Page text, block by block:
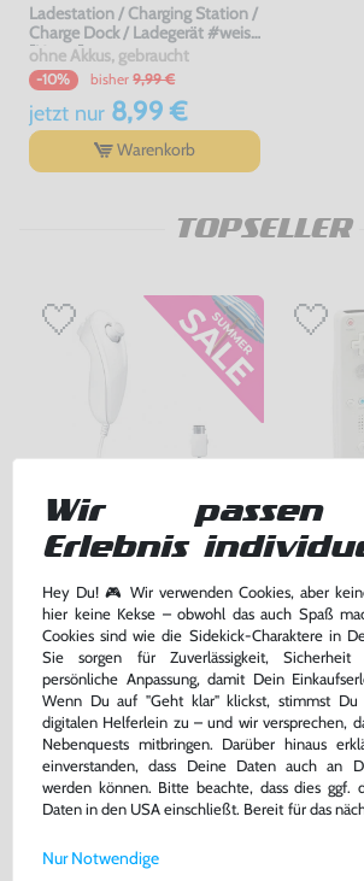
Ladestation / Charging Station /
Charge Dock / Ladegerät #weiss
[Hama]
ohne Akkus, gebraucht
-10% bisher 9,99 €
jetzt nur8,99 €
Warenkorb
TOPSELLER
Original Nunchuk Controller
sehr guter Zustand, gebraucht
-20% bisher 10,99 €
jetzt nur8,79 €
Warenkorb
Original
gebraucht
nur
Wir
Erlebnis
Hey Du! 🎮 Wir verwenden Cookies, aber
hier keine Kekse – obwohl das auch Spaß
Cookies sind wie die Sidekick-Charaktere in
Sie sorgen für Zuverlässigkeit,
persönliche Anpassung, damit Dein
Wenn Du auf "Geht klar" klickst, stimmst Du
digitalen Helferlein zu – und wir versprechen,
Nebenquests mitbringen. Darüber hinaus
einverstanden, dass Deine Daten auch an
werden können. Bitte beachte, dass dies ggf.
Daten in den USA einschließt. Bereit für das
Weitere Informationen zu den von uns
Nur Notwendige